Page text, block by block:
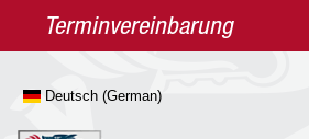
Terminvereinbarung